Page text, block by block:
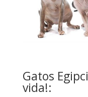
Gatos
vida!: